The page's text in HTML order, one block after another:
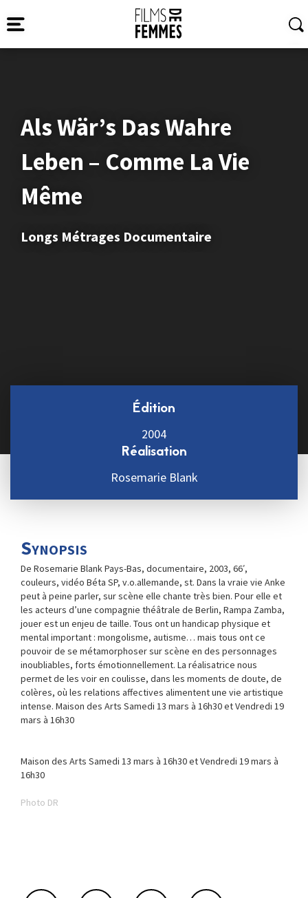
Als Wär’s Das Wahre
Leben – Comme La Vie
Même
Longs Métrages Documentaire
Édition
2004
Réalisation
Rosemarie Blank
Synopsis
De Rosemarie Blank Pays-Bas, documentaire, 2003, 66′,
couleurs, vidéo Béta SP, v.o.allemande, st. Dans la vraie vie Anke
peut à peine parler, sur scène elle chante très bien. Pour elle et
les acteurs d’une compagnie théâtrale de Berlin, Rampa Zamba,
jouer est un enjeu de taille. Tous ont un handicap physique et
mental important : mongolisme, autisme… mais tous ont ce
pouvoir de se métamorphoser sur scène en des personnages
inoubliables, forts émotionnellement. La réalisatrice nous
permet de les voir en coulisse, dans les moments de doute, de
colères, où les relations affectives alimentent une vie artistique
intense. Maison des Arts Samedi 13 mars à 16h30 et Vendredi 19
mars à 16h30
Maison des Arts Samedi 13 mars à 16h30 et Vendredi 19 mars à
16h30
Photo DR